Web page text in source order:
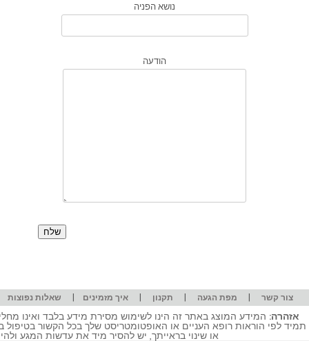
נושא הפניה
הודעה
צור קשר | מפת הגעה | תקנון |איך מזמינים | שאלות נפוצות
אזהרה: המידע המוצג באתר זה הינו לשימוש מסירת מידע בלבד ואינו
תמיד לפי הוראות רופא העניים או האופטומטריסט שלך בכל הקשור
או שינוי בראייתך, יש להסיר מיד את עדשות המגע